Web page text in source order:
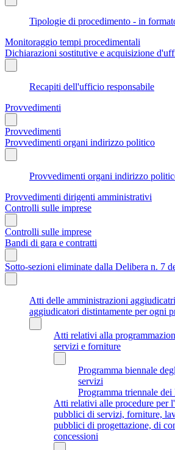
Tipologie di procedimento - in
Monitoraggio tempi procedimentali
Dichiarazioni sostitutive e acquisizione
Recapiti dell'ufficio responsabile
Provvedimenti
Provvedimenti
Provvedimenti organi indirizzo politico
Provvedimenti organi indirizzo
Provvedimenti dirigenti amministrativi
Controlli sulle imprese
Controlli sulle imprese
Bandi di gara e contratti
Sotto-sezioni eliminate dalla Delibera n. 7
Atti delle amministrazioni
aggiudicatori distintamente per ogni
Atti relativi alla
servizi e forniture
Programma biennale
servizi
Programma triennale
Atti relativi alle procedure per
pubblici di servizi, forniture,
pubblici di progettazione, di
concessioni